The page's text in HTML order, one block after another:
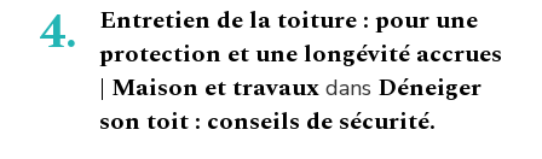
Entretien de la toiture : pour une
protection et une longévité accrues
| Maison et travaux dans Déneiger
son toit : conseils de sécurité.